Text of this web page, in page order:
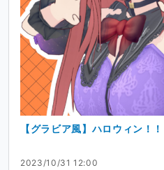
2023/10/31 12:00
【グラビア風】ハロウィン！